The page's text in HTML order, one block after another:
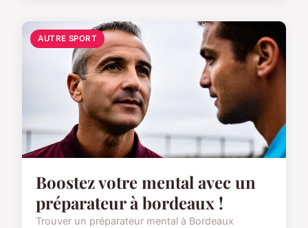
AUTRE SPORT
Boostez votre mental avec un
préparateur à bordeaux !
Trouver un préparateur mental à Bordeaux